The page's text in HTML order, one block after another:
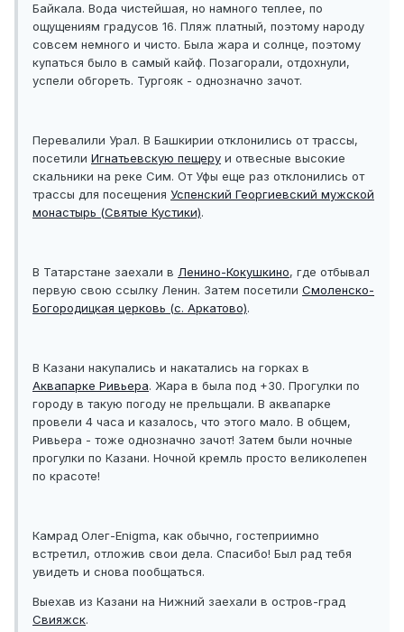
Байкала. Вода чистейшая, но намного теплее, по
ощущениям градусов 16. Пляж платный, поэтому народу
совсем немного и чисто. Была жара и солнце, поэтому
купаться было в самый кайф. Позагорали, отдохнули,
успели обгореть. Тургояк - однозначно зачот.
Перевалили Урал. В Башкирии отклонились от трассы,
посетили Игнатьевскую пещеру и отвесные высокие
скальники на реке Сим. От Уфы еще раз отклонились от
трассы для посещения Успенский Георгиевский мужской
монастырь (Святые Кустики).
В Татарстане заехали в Ленино-Кокушкино, где отбывал
первую свою ссылку Ленин. Затем посетили Смоленско-
Богородицкая церковь (с. Аркатово).
В Казани накупались и накатались на горках в
Аквапарке Ривьера. Жара в была под +30. Прогулки по
городу в такую погоду не прельщали. В аквапарке
провели 4 часа и казалось, что этого мало. В общем,
Ривьера - тоже однозначно зачот! Затем были ночные
прогулки по Казани. Ночной кремль просто великолепен
по красоте!
Камрад Олег-Enigma, как обычно, гостеприимно
встретил, отложив свои дела. Спасибо! Был рад тебя
увидеть и снова пообщаться.
Выехав из Казани на Нижний заехали в остров-град
Свияжск.